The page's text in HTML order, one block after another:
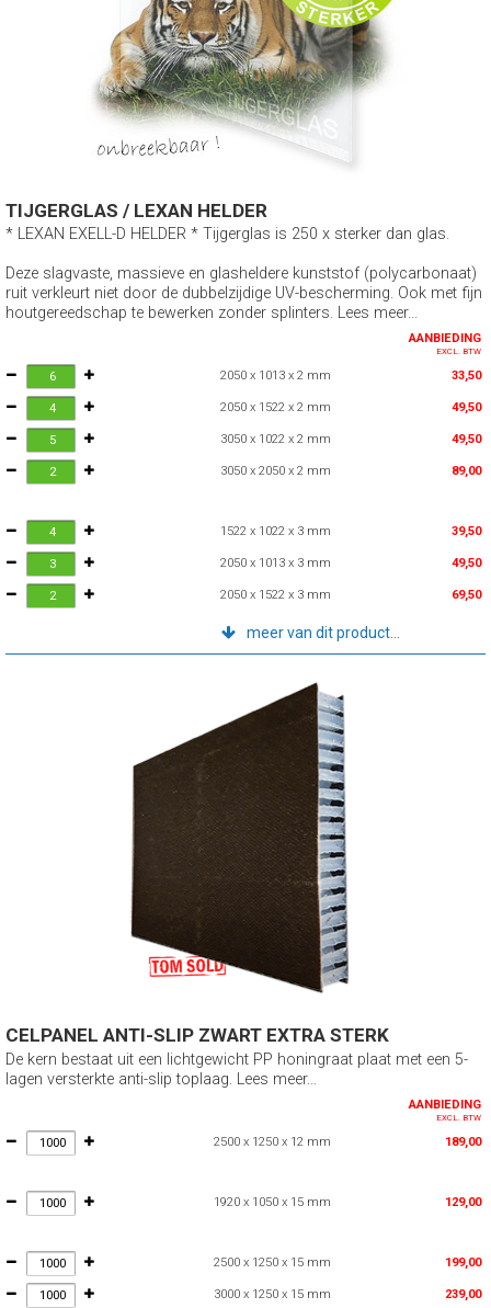
TIJGERGLAS / LEXAN HELDER
* LEXAN EXELL-D HELDER * Tijgerglas is 250 x sterker dan glas.
Deze slagvaste, massieve en glasheldere kunststof (polycarbonaat)
ruit verkleurt niet door de dubbelzijdige UV-bescherming. Ook met fijn
houtgereedschap te bewerken zonder splinters. Lees meer...
AANBIEDING
EXCL. BTW
2050 x 1013 x 2 mm 33,50
2050 x 1522 x 2 mm 49,50
3050 x 1022 x 2 mm 49,50
3050 x 2050 x 2 mm 89,00
1522 x 1022 x 3 mm 39,50
2050 x 1013 x 3 mm 49,50
2050 x 1522 x 3 mm 69,50
meer van dit product...
CELPANEL ANTI-SLIP ZWART EXTRA STERK
De kern bestaat uit een lichtgewicht PP honingraat plaat met een 5-
lagen versterkte anti-slip toplaag. Lees meer...
AANBIEDING
EXCL. BTW
2500 x 1250 x 12 mm 189,00
1920 x 1050 x 15 mm 129,00
2500 x 1250 x 15 mm 199,00
3000 x 1250 x 15 mm 239,00